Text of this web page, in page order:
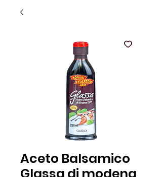
Aceto Balsamico